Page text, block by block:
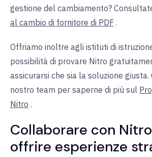
gestione del cambiamento?
al cambio di fornitore di PDF .
Offriamo inoltre agli istituti di
possibilità di provare Nitro
assicurarsi che sia la soluzione
nostro team per saperne di più sul
Nitro .
Collaborare con
offrire esperienze